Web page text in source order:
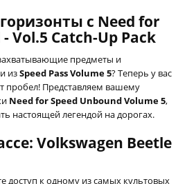
с Need for
Vol.5 Catch-Up Pack
предметы и
изSpeed Pass Volume 5? Теперь у вас
пробел! Представляем вашему
Need for Speed Unbound Volume 5,
настоящей легендой на дорогах.
Volkswagen Beetle
доступ к одному из самых культовых